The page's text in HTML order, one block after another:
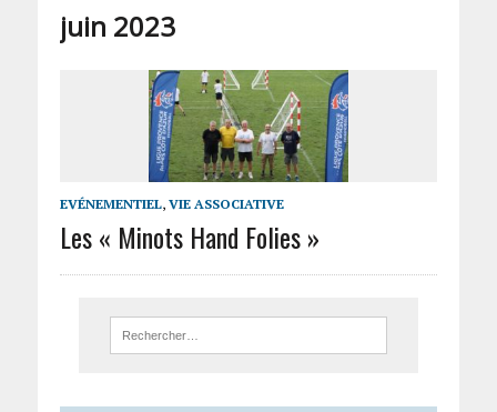
juin 2023
EVÉNEMENTIEL, VIE ASSOCIATIVE
Les « Minots Hand Folies »